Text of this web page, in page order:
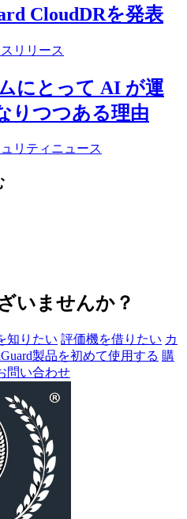
CloudDRを発表
リリース
にとって AI が運
りつつある理由
リティニュース
いませんか？
知りたい 評価機を借りたい カ
製品を初めて使用する 購
問い合わせ